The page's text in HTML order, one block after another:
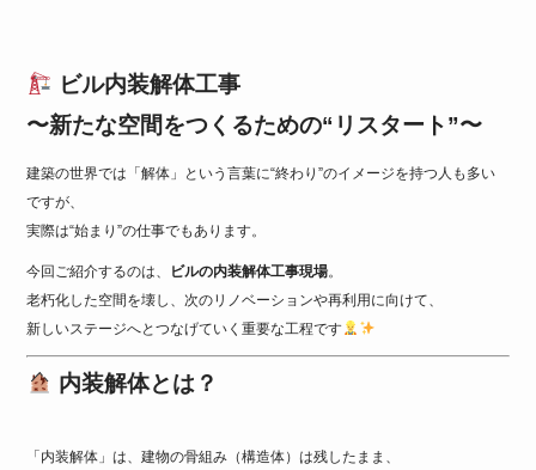
ビル内装解体工事
〜新たな空間をつくるための“リスタート”〜
建築の世界では「解体」という言葉に“終わり”のイメージを持つ人も多い
ですが、
実際は“始まり”の仕事でもあります。
今回ご紹介するのは、 ビルの内装解体工事現場。
老朽化した空間を壊し、次のリノベーションや再利用に向けて、
新しいステージへとつなげていく重要な工程です
内装解体とは？
「内装解体」は、建物の骨組み（構造体）は残したまま、